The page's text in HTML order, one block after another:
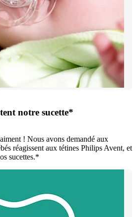
notre sucette*
! Nous avons demandé aux
réagissent aux tétines Philips Avent, et
sucettes.*